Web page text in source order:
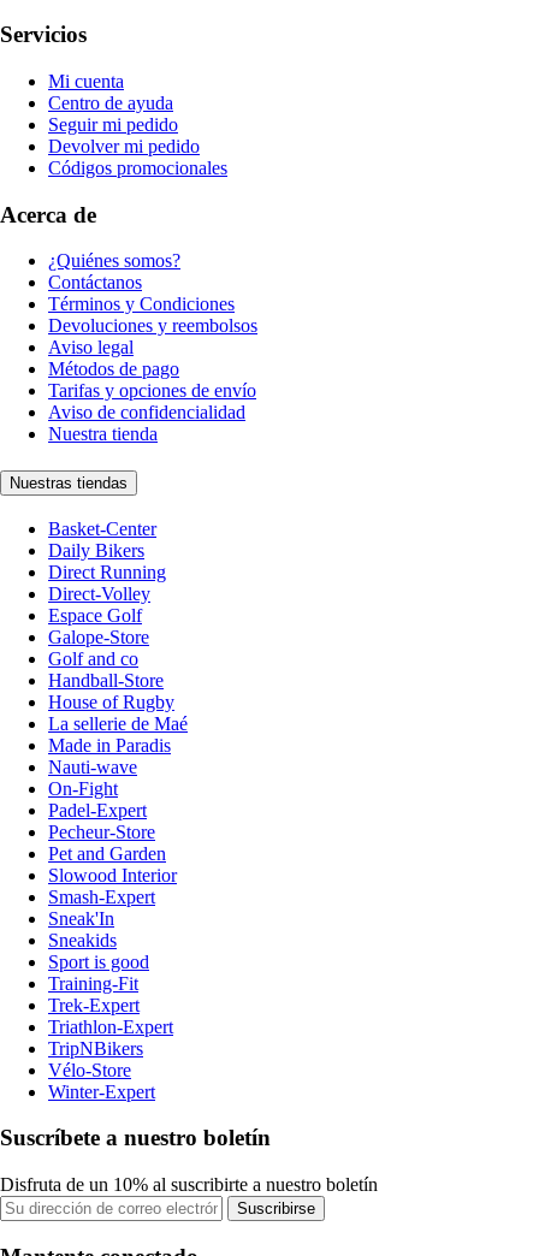
Servicios
Mi cuenta
Centro de ayuda
Seguir mi pedido
Devolver mi pedido
Códigos promocionales
Acerca de
¿Quiénes somos?
Contáctanos
Términos y Condiciones
Devoluciones y reembolsos
Aviso legal
Métodos de pago
Tarifas y opciones de envío
Aviso de confidencialidad
Nuestra tienda
Nuestras tiendas
Basket-Center
Daily Bikers
Direct Running
Direct-Volley
Espace Golf
Galope-Store
Golf and co
Handball-Store
House of Rugby
La sellerie de Maé
Made in Paradis
Nauti-wave
On-Fight
Padel-Expert
Pecheur-Store
Pet and Garden
Slowood Interior
Smash-Expert
Sneak'In
Sneakids
Sport is good
Training-Fit
Trek-Expert
Triathlon-Expert
TripNBikers
Vélo-Store
Winter-Expert
Suscríbete a nuestro boletín
Disfruta de un 10% al suscribirte a nuestro boletín
Suscribirse